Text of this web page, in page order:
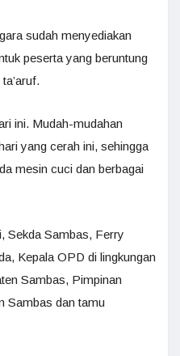
sudah menyediakan
peserta yang beruntung
ini. Mudah-mudahan
yang cerah ini, sehingga
mesin cuci dan berbagai
Sekda Sambas, Ferry
Kepala OPD di lingkungan
Sambas, Pimpinan
Sambas dan tamu